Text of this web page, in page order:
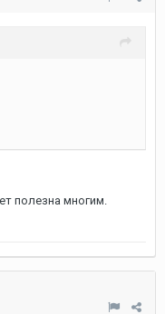
полезна многим.